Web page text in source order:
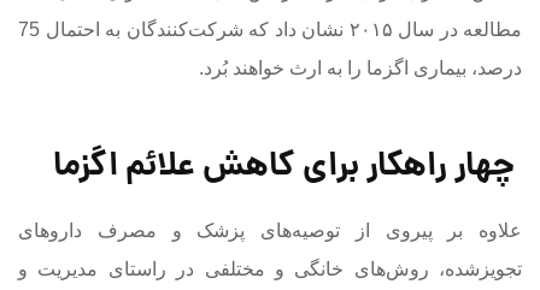
مطالعه در سال ۲۰۱۵ نشان داد که شرکت‌کنندگان به احتمال 75
درصد، بیماری اگزما را به ارث خواهند بُرد.
چهار راهکار برای کاهش علائم اگزما
علاوه بر پیروی از توصیه‌های پزشک و مصرف داروهای
تجویز‌شده، روش‌های خانگی و مختلفی در راستای مدیریت و